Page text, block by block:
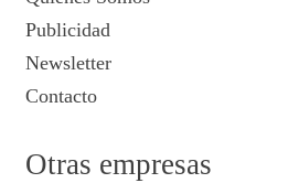
Publicidad
Newsletter
Contacto
Otras empresas